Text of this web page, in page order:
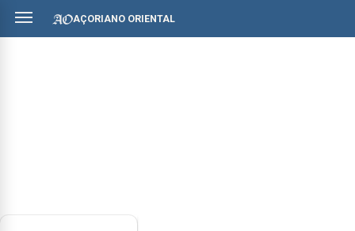
AÇORIANO ORIENTAL